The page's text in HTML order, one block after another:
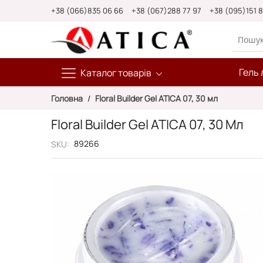
+38 (066)835 06 66 +38 (067)288 77 97 +38 (095)151
Каталог товарів Гель
Головна Floral Builder Gel ATICA 07, 30 мл
Floral Builder Gel ATICA 07, 30 Мл
SKU 89266
зображень